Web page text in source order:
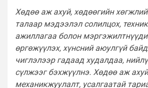
Хөдөө аж ахуй, хөдөөгийн
талаар мэдээлэл солилцох,
ажиллагаа болон
өргөжүүлэх, хүнсний аюулгүй
чиглэлээр гадаад худалдаа,
сүлжээг бэхжүүлнэ. Хөдөө аж
механикжуулалт, усалгаатай